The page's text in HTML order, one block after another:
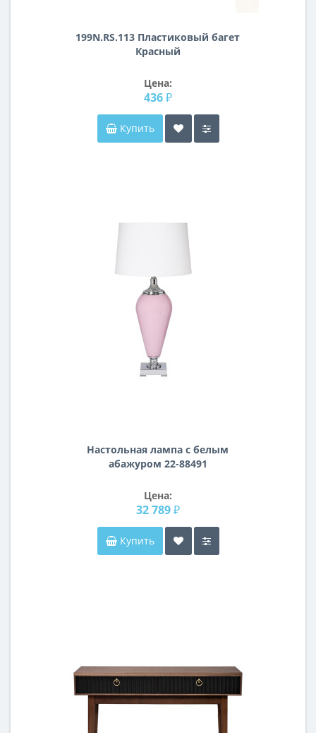
199N.RS.113 Пластиковый багет
Красный
Цена:
436 ₽
Купить
Настольная лампа с белым
абажуром 22-88491
Цена:
32 789 ₽
Купить